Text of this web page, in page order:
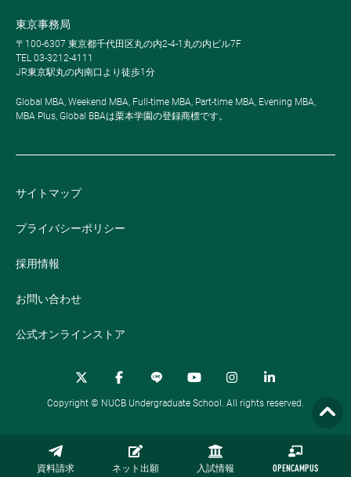
資料請求 ネット出願 入試情報 OPENCAMPUS
東京事務局
〒100-6307 東京都千代田区丸の内2-4-1丸の内ビル7F
TEL 03-3212-4111
JR東京駅丸の内南口より徒歩1分
Global MBA, Weekend MBA, Full-time MBA, Part-time MBA, Evening MBA,
MBA Plus, Global BBAは栗本学園の登録商標です。
サイトマップ
プライバシーポリシー
採用情報
お問い合わせ
公式オンラインストア
Copyright © NUCB Undergraduate School. All rights reserved.